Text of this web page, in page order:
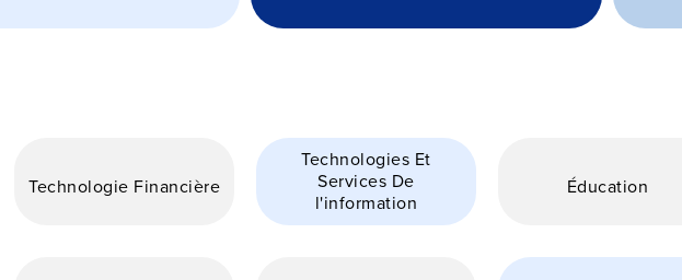
Technologie Financière
Technologies Et
Services De
l'information
Éducation